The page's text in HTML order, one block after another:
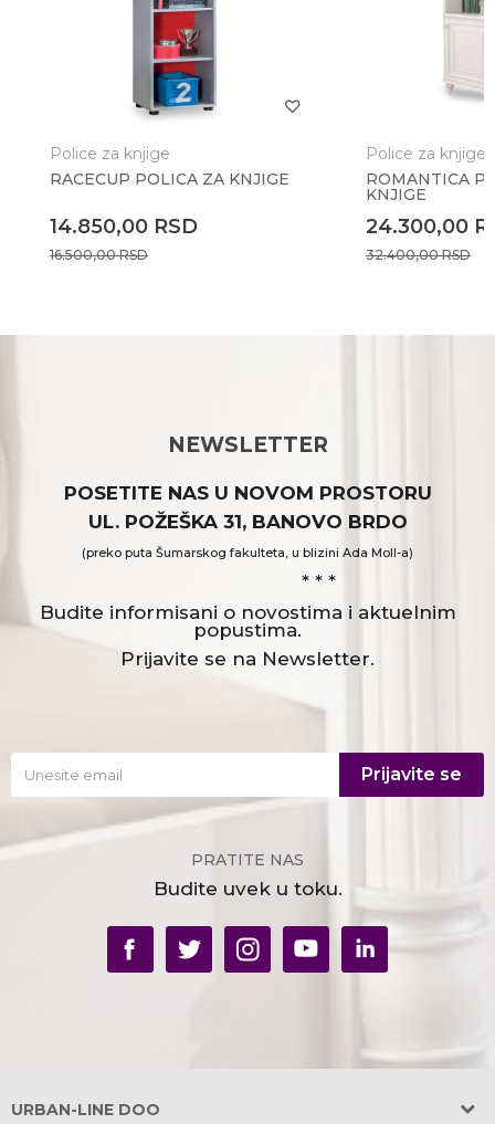
Police za knjige
RACECUP POLICA ZA KNJIGE
14.850,00 RSD
16.500,00RSD
Police za knjige
ROMANTICA
KNJIGE
24.300,00
32.400,00RSD
NEWSLETTER
POSETITE NAS U NOVOM PROSTORU
UL. POŽEŠKA 31, BANOVO BRDO
(preko puta Šumarskog fakulteta, u blizini Ada Moll-a)
* * *
Budite informisani o novostima i aktuelnim
popustima.
Prijavite se na Newsletter.
Prijavite se
PRATITE NAS
Budite uvek u toku.
URBAN-LINE DOO